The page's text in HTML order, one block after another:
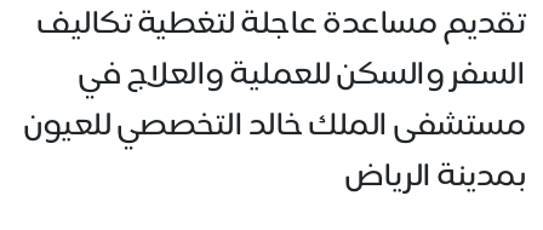
تقديم مساعدة عاجلة لتغطية تكاليف
السفر والسكن للعملية والعلاج في
مستشفى الملك خالد التخصصي للعيون
بمدينة الرياض